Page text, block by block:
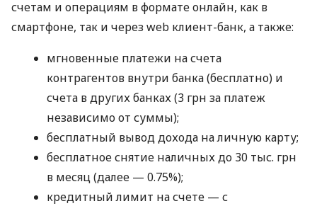
счетам и операциям в формате онлайн, как в
смартфоне, так и через web клиент-банк, а также:
мгновенные платежи на счета
контрагентов внутри банка (бесплатно) и
счета в других банках (3 грн за платеж
независимо от суммы);
бесплатный вывод дохода на личную карту;
бесплатное снятие наличных до 30 тыс. грн
в месяц (далее — 0.75%);
кредитный лимит на счете — с